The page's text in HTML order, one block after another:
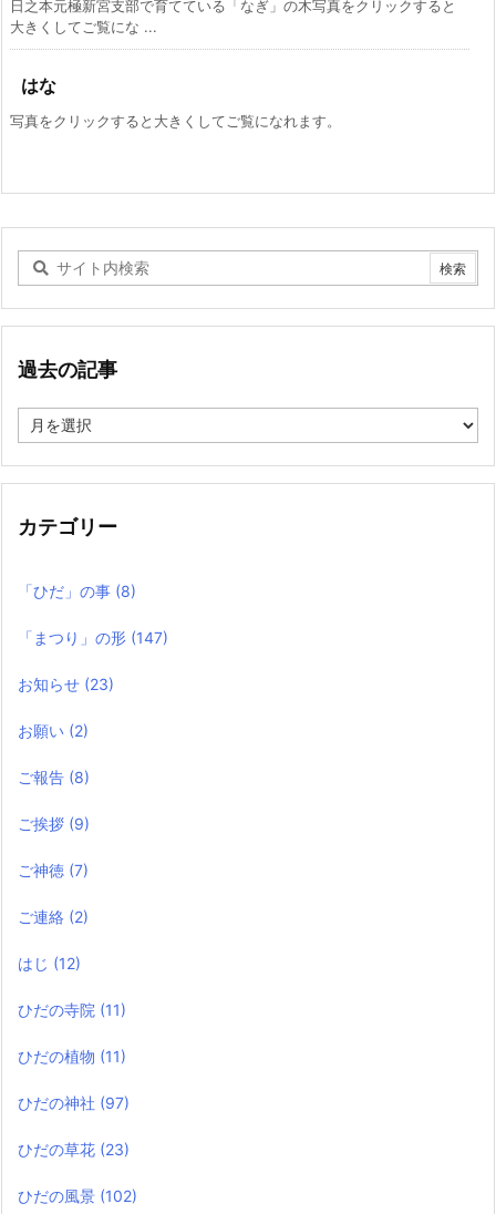
日之本元極新宮支部で育てている「なぎ」の木写真をクリックすると
大きくしてご覧にな ...
はな
写真をクリックすると大きくしてご覧になれます。
過去の記事
去
記
カテゴリー
「ひだ」の事 (8)
「まつり」の形 (147)
お知らせ (23)
お願い (2)
ご報告 (8)
ご挨拶 (9)
ご神徳 (7)
ご連絡 (2)
はじ (12)
ひだの寺院 (11)
ひだの植物 (11)
ひだの神社 (97)
ひだの草花 (23)
ひだの風景 (102)